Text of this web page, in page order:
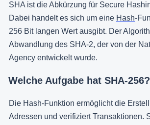
SHA ist die Abkürzung für Secure
Dabei handelt es sich um eine Hash-
256 Bit langen Wert ausgibt. Der
Abwandlung des SHA-2, der von der
Agency entwickelt wurde.
Welche Aufgabe hat SHA-256?
Die Hash-Funktion ermöglicht die
Adressen und verifiziert Transaktionen.